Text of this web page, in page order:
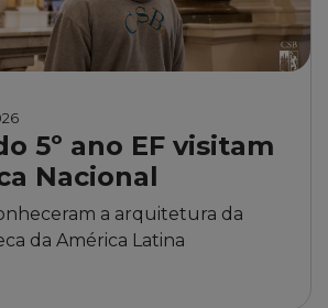
5º ano EF visitam
Nacional
a arquitetura da
da América Latina